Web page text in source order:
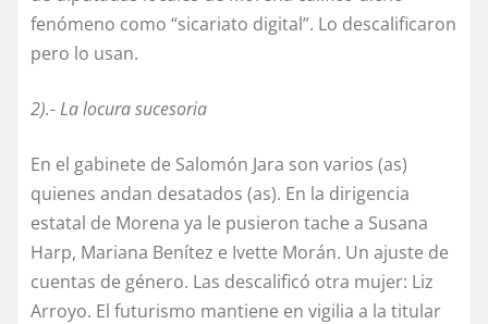
fenómeno como “sicariato digital”. Lo descalificaron
pero lo usan.
2).- La locura sucesoria
En el gabinete de Salomón Jara son varios (as)
quienes andan desatados (as). En la dirigencia
estatal de Morena ya le pusieron tache a Susana
Harp, Mariana Benítez e Ivette Morán. Un ajuste de
cuentas de género. Las descalificó otra mujer: Liz
Arroyo. El futurismo mantiene en vigilia a la titular